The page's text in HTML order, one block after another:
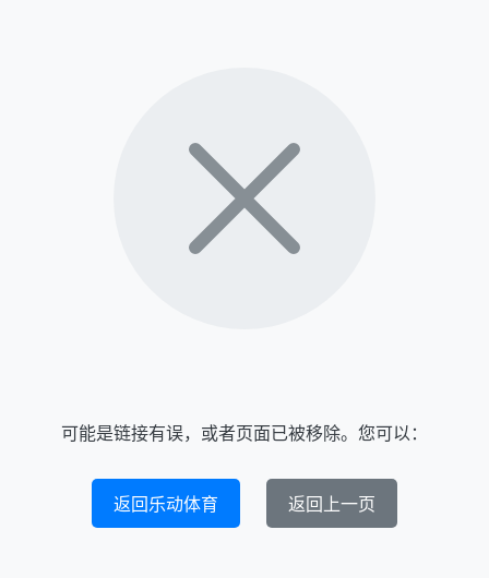
可能是链接有误，或者页面已被移除。您可以：
返回乐动体育 返回上一页